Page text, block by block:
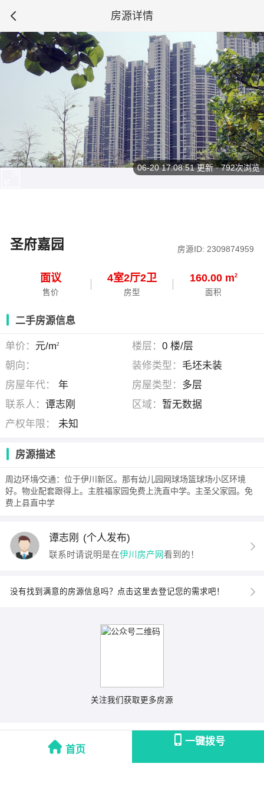
房源详情
圣府嘉园 房源ID: 2309874959
面议
售价
4室2厅2卫
房型
160.00 m2
面积
首页
一键拨号
06-20 17:08:51更新 · 792次浏览
二手房源信息
单价： 元/m2 楼层： 0 楼/层
朝向：
装修类型： 毛坯未装
房屋年代：
年 房屋类型： 多层
联系人：谭志刚 区域： 暂无数据
产权年限：
未知
房源描述
周边环境∕交通：位于伊川新区。那有幼儿园网球场篮球场小区环境
好。物业配套跟得上。主胜福家园免费上洗直中学。主圣父家园。免
费上县直中学
谭志刚 (个人发布)
联系时请说明是在伊川房产网看到的！
没有找到满意的房源信息吗？点击这里去登记您的需求吧！
关注我们获取更多房源